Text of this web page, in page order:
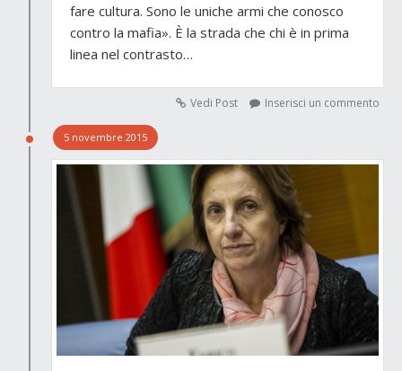
fare cultura. Sono le uniche armi che conosco
contro la mafia». È la strada che chi è in prima
linea nel contrasto…
Vedi Post Inserisci un commento
5 novembre 2015